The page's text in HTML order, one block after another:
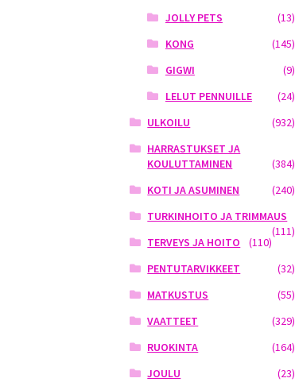
JOLLY PETS
(13)
KONG
(145)
GIGWI
(9)
LELUT PENNUILLE
(24)
ULKOILU
(932)
HARRASTUKSET JA
KOULUTTAMINEN
(384)
KOTI JA ASUMINEN
(240)
TURKINHOITO JA TRIMMAUS
(111)
TERVEYS JA HOITO
(110)
PENTUTARVIKKEET
(32)
MATKUSTUS
(55)
VAATTEET
(329)
RUOKINTA
(164)
JOULU
(23)